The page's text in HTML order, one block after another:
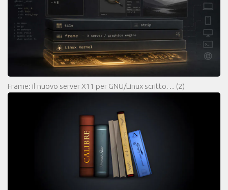
Frame: il nuovo server X11 per GNU/Linux scritto… (2)